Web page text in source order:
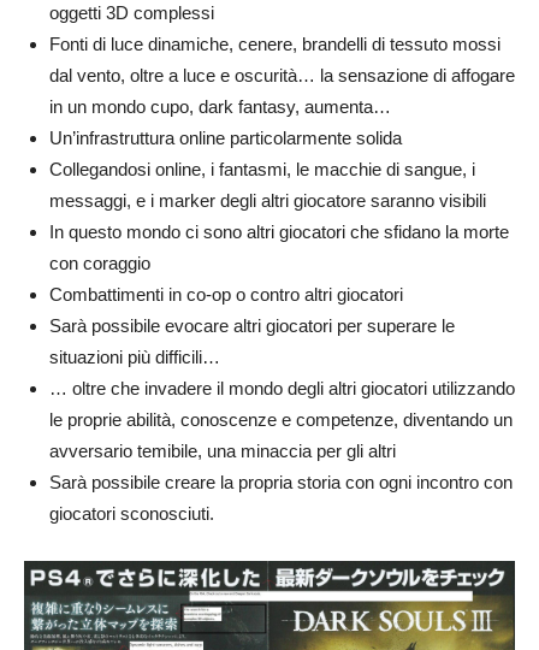
oggetti 3D complessi
Fonti di luce dinamiche, cenere, brandelli di tessuto mossi
dal vento, oltre a luce e oscurità… la sensazione di affogare
in un mondo cupo, dark fantasy, aumenta…
Un’infrastruttura online particolarmente solida
Collegandosi online, i fantasmi, le macchie di sangue, i
messaggi, e i marker degli altri giocatore saranno visibili
In questo mondo ci sono altri giocatori che sfidano la morte
con coraggio
Combattimenti in co-op o contro altri giocatori
Sarà possibile evocare altri giocatori per superare le
situazioni più difficili…
… oltre che invadere il mondo degli altri giocatori utilizzando
le proprie abilità, conoscenze e competenze, diventando un
avversario temibile, una minaccia per gli altri
Sarà possibile creare la propria storia con ogni incontro con
giocatori sconosciuti.